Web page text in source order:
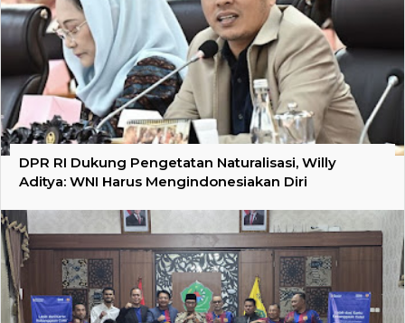
DPR RI Dukung Pengetatan Naturalisasi, Willy
Aditya: WNI Harus Mengindonesiakan Diri